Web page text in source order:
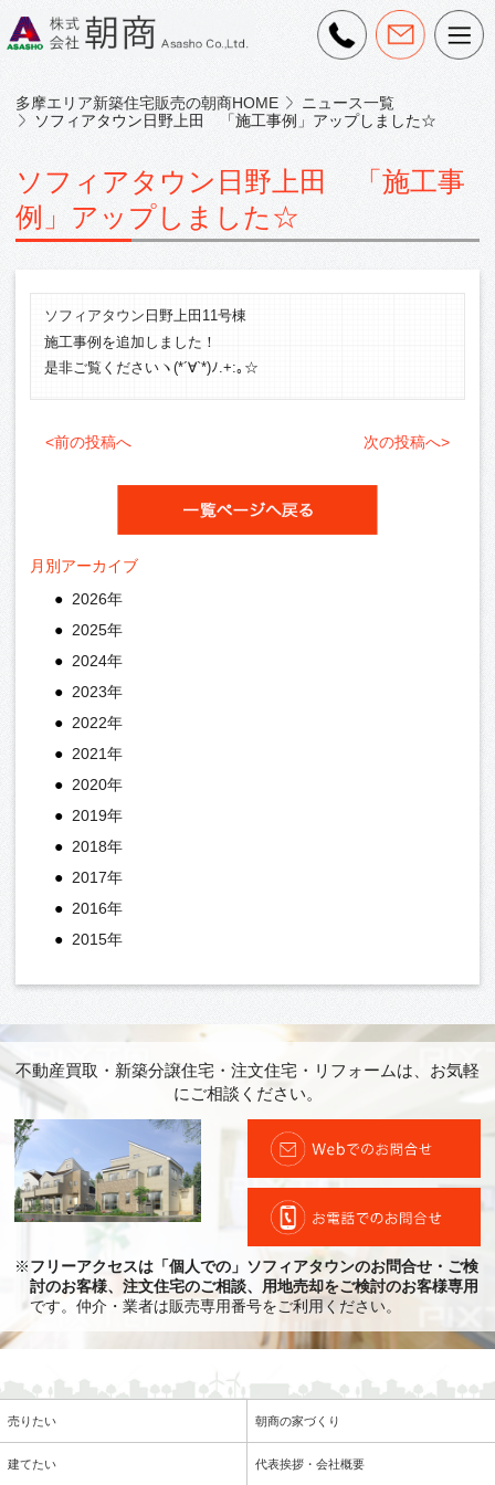
多摩エリア新築住宅販売の朝商HOME
ニュース一覧
ソフィアタウン日野上田 「施工事例」アップしました☆
ソフィアタウン日野上田 「施工事
例」アップしました☆
ソフィアタウン 日野上田11号棟
施工事例を追加しました！
是非ご覧くださいヽ(*´∀`*)ﾉ.+:｡☆
<前の投稿へ 次の投稿へ>
月別アーカイブ
2026年
2025年
2024年
2023年
2022年
2021年
2020年
2019年
2018年
2017年
2016年
2015年
不動産買取・新築分譲住宅・注文住宅・リフォームは、お気軽
にご相談ください。
※フリーアクセスは「個人での」ソフィアタウンのお問合せ・ご検
討のお客様、注文住宅のご相談、用地売却をご検討のお客様専用
です。仲介・業者は販売専用番号をご利用ください。
売りたい 朝商の家づくり
建てたい 代表挨拶・会社概要